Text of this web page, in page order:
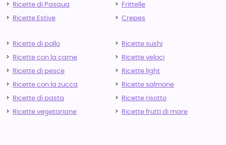
Ricette di Pasqua
Ricette Estive
Frittelle
Crepes
Ricette di pollo
Ricette con la carne
Ricette di pesce
Ricette con la zucca
Ricette di pasta
Ricette vegetariane
Ricette sushi
Ricette veloci
Ricette light
Ricette salmone
Ricette risotto
Ricette frutti di mare